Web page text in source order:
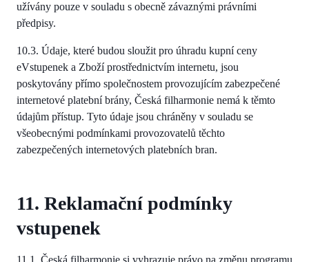
užívány pouze v souladu s obecně závaznými právními
předpisy.
10.3. Údaje, které budou sloužit pro úhradu kupní ceny
eVstupenek a Zboží prostřednictvím internetu, jsou
poskytovány přímo společnostem provozujícím zabezpečené
internetové platební brány, Česká filharmonie nemá k těmto
údajům přístup. Tyto údaje jsou chráněny v souladu se
všeobecnými podmínkami provozovatelů těchto
zabezpečených internetových platebních bran.
11. Reklamační podmínky
vstupenek